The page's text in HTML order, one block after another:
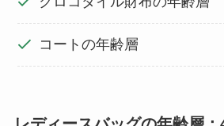
コートの年齢層